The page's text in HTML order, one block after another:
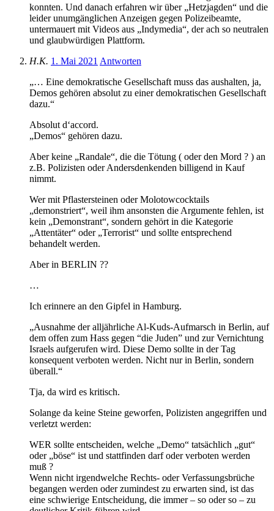
konnten. Und danach erfahren wir über „Hetzjagden“ und die
leider unumgänglichen Anzeigen gegen Polizeibeamte,
untermauert mit Videos aus „Indymedia“, der ach so neutralen
und glaubwürdigen Plattform.
H.K. 1. Mai 2021 Antworten
„… Eine demokratische Gesellschaft muss das aushalten, ja,
Demos gehören absolut zu einer demokratischen Gesellschaft
dazu.“
Absolut d‘accord.
„Demos“ gehören dazu.
Aber keine „Randale“, die die Tötung ( oder den Mord ? ) an
z.B. Polizisten oder Andersdenkenden billigend in Kauf
nimmt.
Wer mit Pflastersteinen oder Molotowcocktails
„demonstriert“, weil ihm ansonsten die Argumente fehlen, ist
kein „Demonstrant“, sondern gehört in die Kategorie
„Attentäter“ oder „Terrorist“ und sollte entsprechend
behandelt werden.
Aber in BERLIN ??
…
Ich erinnere an den Gipfel in Hamburg.
„Ausnahme der alljährliche Al-Kuds-Aufmarsch in Berlin, auf
dem offen zum Hass gegen “die Juden” und zur Vernichtung
Israels aufgerufen wird. Diese Demo sollte in der Tag
konsequent verboten werden. Nicht nur in Berlin, sondern
überall.“
Tja, da wird es kritisch.
Solange da keine Steine geworfen, Polizisten angegriffen und
verletzt werden:
WER sollte entscheiden, welche „Demo“ tatsächlich „gut“
oder „böse“ ist und stattfinden darf oder verboten werden
muß ?
Wenn nicht irgendwelche Rechts- oder Verfassungsbrüche
begangen werden oder zumindest zu erwarten sind, ist das
eine schwierige Entscheidung, die immer – so oder so – zu